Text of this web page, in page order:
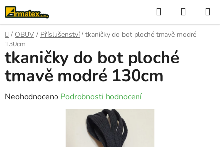
Přejít
na
obsah
Hledat
KOŠÍK
Domů
/ OBUV / Příslušenství / tkaničky do bot ploché tmavě modré
130cm
tkaničky do bot ploché
tmavě modré 130cm
Průměrné
Neohodnoceno Podrobnosti hodnocení